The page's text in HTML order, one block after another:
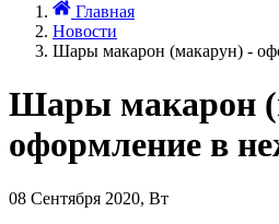
Главная
Новости
Шары макарон (макарун) -
Шары макарон
оформление в
08 Сентября 2020, Вт